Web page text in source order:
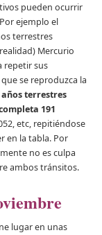
pueden ocurrir
ejemplo el
terrestres
Mercurio
repetir sus
se reproduzca la
años terrestres
191
etc, repitiéndose
en la tabla. Por
no es culpa
ambos tránsitos.
lugar en unas